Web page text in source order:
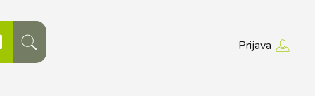
Prijava